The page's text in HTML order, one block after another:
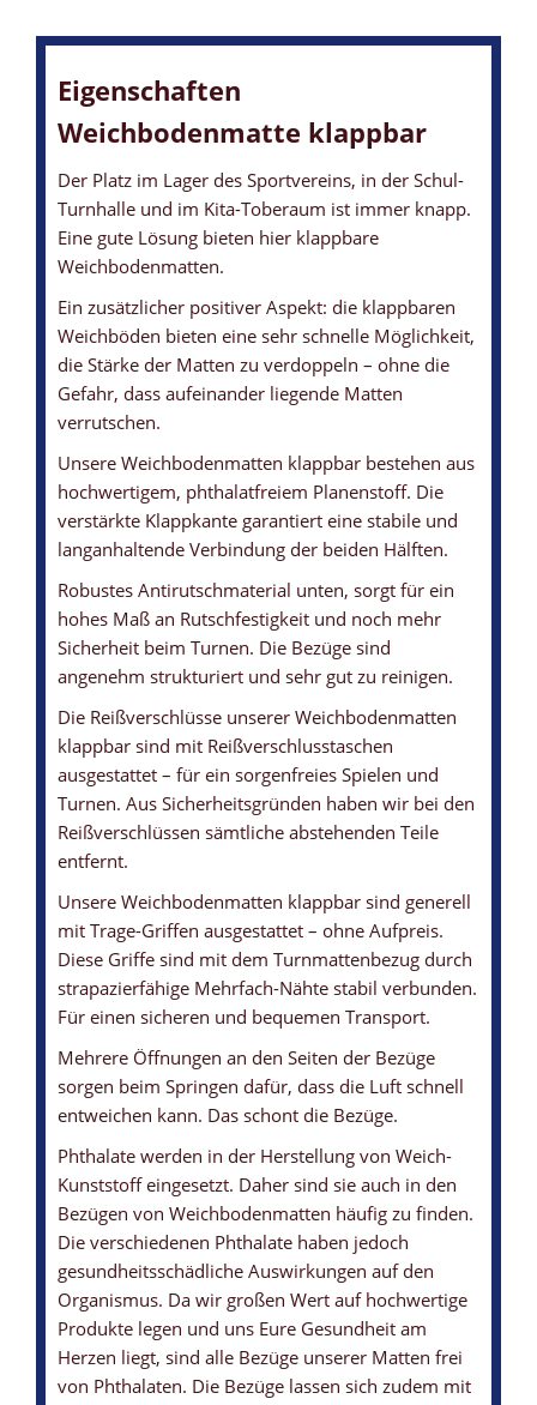
WEICHBODENMATTE - KLAPPBAR
... für die platzsparende Lagerung
WEICHBODENMATTE - BEZUG
... mit leichter Struktur und angenehmer Haptik
WEICHBODENMATTE - ANTIRUTSCHBODEN
... sorgt für ein hohes Maß an Rutschfestigkeit
WEICHBODENMATTE - LÜFTUNG
... sorgen beim Springen dafür, dass die Luft schnell entweichen
WEICHBODENMATTEN-KERN
... beide Kerne haben ein Raumgewicht von 21 kg/m3
Eigenschaften
Weichbodenmatte klappbar
Der Platz im Lager des Sportvereins, in der Schul-
Turnhalle und im Kita-Toberaum ist immer knapp.
Eine gute Lösung bieten hier klappbare
Weichbodenmatten.
Ein zusätzlicher positiver Aspekt: die klappbaren
Weichböden bieten eine sehr schnelle Möglichkeit,
die Stärke der Matten zu verdoppeln – ohne die
Gefahr, dass aufeinander liegende Matten
verrutschen.
Unsere Weichbodenmatten klappbar bestehen aus
hochwertigem, phthalatfreiem Planenstoff. Die
verstärkte Klappkante garantiert eine stabile und
langanhaltende Verbindung der beiden Hälften.
Robustes Antirutschmaterial unten, sorgt für ein
hohes Maß an Rutschfestigkeit und noch mehr
Sicherheit beim Turnen. Die Bezüge sind
angenehm strukturiert und sehr gut zu reinigen.
Die Reißverschlüsse unserer Weichbodenmatten
klappbar sind mit Reißverschlusstaschen
ausgestattet – für ein sorgenfreies Spielen und
Turnen. Aus Sicherheitsgründen haben wir bei den
Reißverschlüssen sämtliche abstehenden Teile
entfernt.
Unsere Weichbodenmatten klappbar sind generell
mit Trage-Griffen ausgestattet – ohne Aufpreis.
Diese Griffe sind mit dem Turnmattenbezug durch
strapazierfähige Mehrfach-Nähte stabil verbunden.
Für einen sicheren und bequemen Transport.
Mehrere Öffnungen an den Seiten der Bezüge
sorgen beim Springen dafür, dass die Luft schnell
entweichen kann. Das schont die Bezüge.
Phthalate werden in der Herstellung von Weich-
Kunststoff eingesetzt. Daher sind sie auch in den
Bezügen von Weichbodenmatten häufig zu finden.
Die verschiedenen Phthalate haben jedoch
gesundheitsschädliche Auswirkungen auf den
Organismus. Da wir großen Wert auf hochwertige
Produkte legen und uns Eure Gesundheit am
Herzen liegt, sind alle Bezüge unserer Matten frei
von Phthalaten. Die Bezüge lassen sich zudem mit